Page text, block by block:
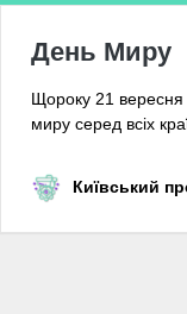
День Миру
Щороку 21 вересня
миру серед всіх
Київський